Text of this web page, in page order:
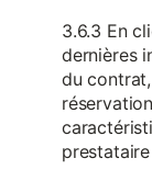
3.6.3 En
dernières
du